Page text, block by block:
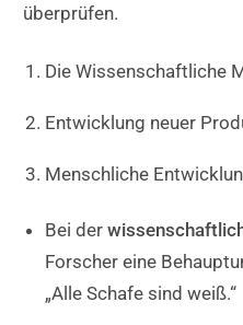
überprüfen.
Die Wissenschaftliche
Entwicklung neuer
Menschliche
Bei der
Forscher eine
„Alle Schafe sind weiß.“